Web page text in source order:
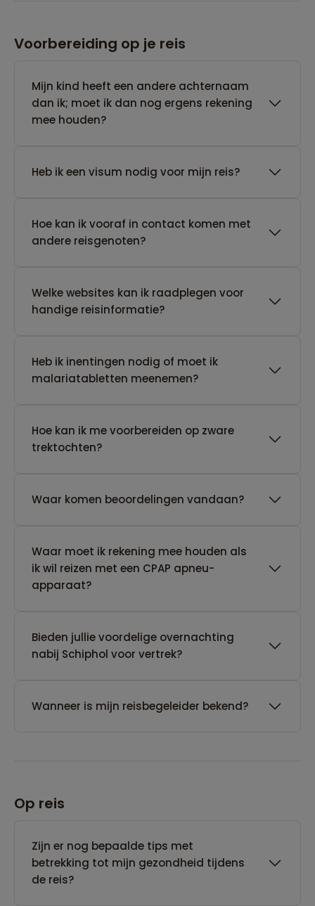
Voorbereiding op je reis
Mijn kind heeft een andere achternaam
dan ik; moet ik dan nog ergens rekening
mee houden?
Heb ik een visum nodig voor mijn reis?
Hoe kan ik vooraf in contact komen met
andere reisgenoten?
Welke websites kan ik raadplegen voor
handige reisinformatie?
Heb ik inentingen nodig of moet ik
malariatabletten meenemen?
Hoe kan ik me voorbereiden op zware
trektochten?
Waar komen beoordelingen vandaan?
Waar moet ik rekening mee houden als
ik wil reizen met een CPAP apneu-
apparaat?
Bieden jullie voordelige overnachting
nabij Schiphol voor vertrek?
Wanneer is mijn reisbegeleider bekend?
Op reis
Zijn er nog bepaalde tips met
betrekking tot mijn gezondheid tijdens
de reis?